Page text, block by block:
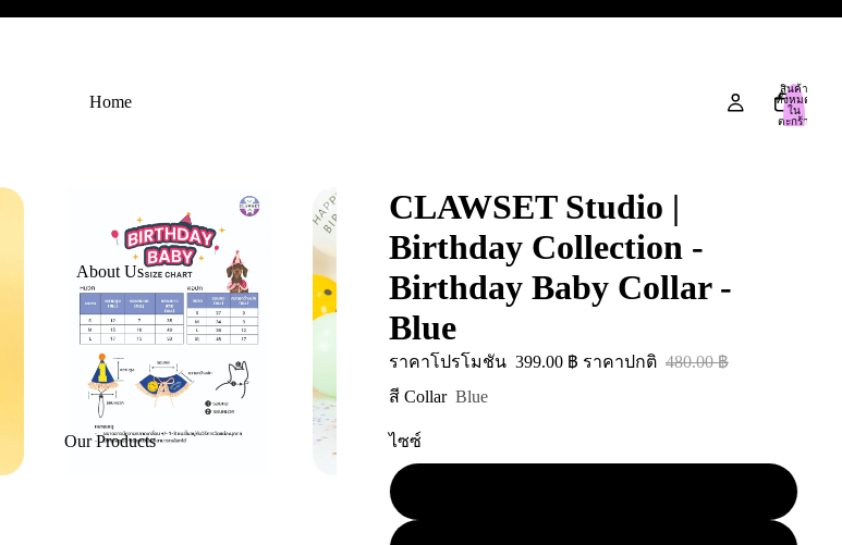
Home
About Us
Our Products
สินค้า
ทั้งหมด
ใน
ตะกร้า
CLAWSET Studio |
Birthday Collection -
Birthday Baby Collar -
Blue
ราคาโปรโมชัน 399.00 ฿ ราคาปกติ 480.00 ฿
สี Collar Blue
ไซซ์